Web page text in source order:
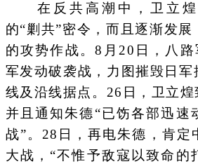
在反共高潮中，卫立煌
的“剿共”密令，而且逐渐发
的攻势作战。8月20日，八路
军发动破袭战，力图摧毁日军
线及沿线据点。26日，卫立煌
并且通知朱德“已饬各部迅速
战”。28日，再电朱德，肯定
大战，“不惟予敌寇以致命的